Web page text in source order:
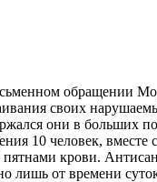
обращении
своих
они в
10 человек,
крови.
лишь от времени